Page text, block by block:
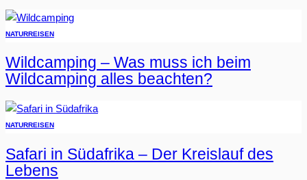
NATURREISEN
Wildcamping – Was muss ich beim
Wildcamping alles beachten?
NATURREISEN
Safari in Südafrika – Der Kreislauf des
Lebens